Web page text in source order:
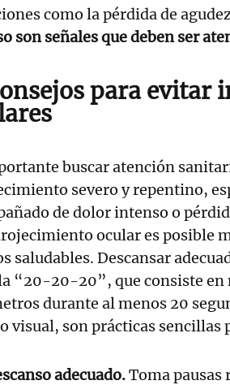
como la pérdida de
son señales que deben ser
para evitar
buscar atención
severo y repentino,
de dolor intenso o
ocular es posible
saludables. Descansar
“20-20-20”, que consiste en
durante al menos 20
visual, son prácticas sencillas
adecuado.Toma pausas